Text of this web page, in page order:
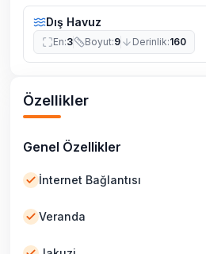
Dış Havuz
En:3 Boyut:9 Derinlik:160
Özellikler
Genel Özellikler
İnternet Bağlantısı
Veranda